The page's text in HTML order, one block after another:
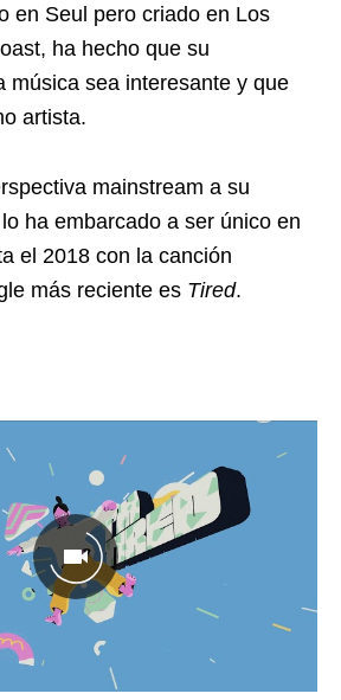
en Seul pero criado en Los
ha hecho que su
música sea interesante y que
artista.
mainstream a su
ha embarcado a ser único en
el 2018 con la canción
más reciente es Tired.